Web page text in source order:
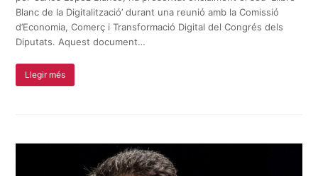
Blanc de la Digitalització’ durant una reunió amb la Comissió
d’Economia, Comerç i Transformació Digital del Congrés dels
Diputats. Aquest document…
Llegir més